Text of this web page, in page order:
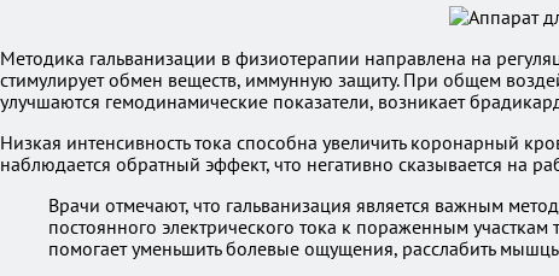
Методика гальванизации в физиотерапии направлена на
стимулирует обмен веществ, иммунную защиту. При общем
улучшаются гемодинамические показатели, возникает
Низкая интенсивность тока способна увеличить коронарный
наблюдается обратный эффект, что негативно сказывается на
Врачи отмечают, что гальванизация является важным
постоянного электрического тока к пораженным
помогает уменьшить болевые ощущения, расслабить